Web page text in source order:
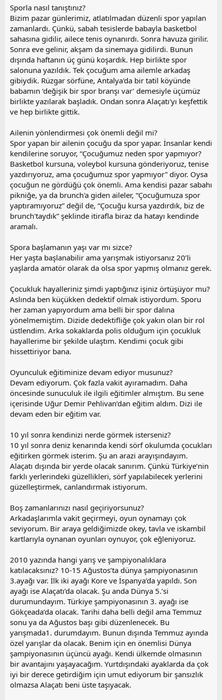
Sporla nasıl tanıştınız?
Bizim pazar günlerimiz, atlatılmadan düzenli spor yapılan
zamanlardı. Çünkü, sabah tesislerde babayla basketbol
sahasına gidilir, ailece tenis oynanırdı. Sonra havuza girilir.
Sonra eve gelinir, akşam da sinemaya gidilirdi. Bunun
dışında haftanın üç günü koşardık. Hep birlikte spor
salonuna yazıldık. Tek çocuğum ama ailemle arkadaş
gibiydik. Rüzgar sörfüne, Antalya'da bir tatil köyünde
babamın ‘değişik bir spor branşı var’ demesiyle üçümüz
birlikte yazılarak başladık. Ondan sonra Alaçatı'yı keşfettik
ve hep birlikte gittik.
Ailenin yönlendirmesi çok önemli değil mi?
Spor yapan bir ailenin çocuğu da spor yapar. İnsanlar kendi
kendilerine soruyor, “Çocuğumuz neden spor yapmıyor?
Basketbol kursuna, voleybol kursuna gönderiyoruz, tenise
yazdırıyoruz, ama çocuğumuz spor yapmıyor” diyor. Oysa
çocuğun ne gördüğü çok önemli. Ama kendisi pazar sabahı
pikniğe, ya da brunch'a giden aileler, “Çocuğumuza spor
yaptıramıyoruz” değil de, “Çocuğu kursa yazdırdık, biz de
brunch'taydık” şeklinde itirafla biraz da hatayı kendinde
aramalı.
Spora başlamanın yaşı var mı sizce?
Her yaşta başlanabilir ama yarışmak istiyorsanız 20’li
yaşlarda amatör olarak da olsa spor yapmış olmanız gerek.
Çocukluk hayalleriniz şimdi yaptığınız işiniz örtüşüyor mu?
Aslında ben küçükken dedektif olmak istiyordum. Sporu
her zaman yapıyordum ama belli bir spor dalına
yönelmemiştim. Dizide dedektifliğe çok yakın olan bir rol
üstlendim. Arka sokaklarda polis olduğum için çocukluk
hayallerime bir şekilde ulaştım. Kendimi çocuk gibi
hissettiriyor bana.
Oyunculuk eğitiminize devam ediyor musunuz?
Devam ediyorum. Çok fazla vakit ayıramadım. Daha
öncesinde sunuculuk ile ilgili eğitimler almıştım. Bu sene
içerisinde Uğur Demir Pehlivan’dan eğitim aldım. Dizi ile
devam eden bir eğitim var.
10 yıl sonra kendinizi nerde görmek isterseniz?
10 yıl sonra deniz kenarında kendi sörf okulumda çocukları
eğitirken görmek isterim. Şu an arazi arayışındayım.
Alaçatı dışında bir yerde olacak sanırım. Çünkü Türkiye’nin
farklı yerlerindeki güzellikleri, sörf yapılabilecek yerlerini
güzelleştirmek, canlandırmak istiyorum.
Boş zamanlarınızı nasıl geçiriyorsunuz?
Arkadaşlarımla vakit geçirmeyi, oyun oynamayı çok
seviyorum. Bir araya geldiğimizde okey, tavla ve iskambil
kartlarıyla oynanan oyunları oynuyor, çok eğleniyoruz.
2010 yazında hangi yarış ve şampiyonalıklara
katılacaksınız? 10-15 Ağustos’ta dünya şampiyonasının
3.ayağı var. İlk iki ayağı Kore ve İspanya’da yapıldı. Son
ayağı ise Alaçatı’da olacak. Şu anda Dünya 5.’si
durumundayım. Türkiye şampiyonasının 3. ayağı ise
Gökçeada’da olacak. Tarihi daha belli değil ama Temmuz
sonu ya da Ağustos başı gibi düzenlenecek. Bu
yarışmada1. durumdayım. Bunun dışında Temmuz ayında
özel yarışlar da olacak. Benim için en önemlisi Dünya
şampiyonasının üçüncü ayağı. Kendi ülkemde olmasının
bir avantajını yaşayacağım. Yurtdışındaki ayaklarda da çok
iyi bir derece getirdiğim için umut ediyorum bir şansızlık
olmazsa Alaçatı beni üste taşıyacak.